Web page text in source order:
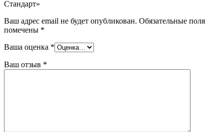
Стандарт»
Ваш адрес email не будет опубликован. Обязательные поля
помечены *
Ваша оценка *
Ваш отзыв *